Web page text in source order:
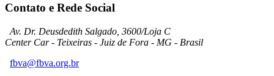
Contato e Rede Social
Av. Dr. Deusdedith Salgado, 3600/Loja C
Center Car - Teixeiras - Juiz de Fora - MG - Brasil
fbva@fbva.org.br